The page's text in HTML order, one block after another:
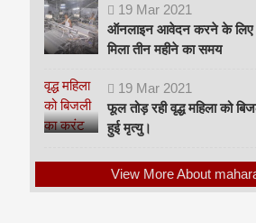
19 Mar 2021
ऑनलाइन आवेदन करने के लिए
मिला तीन महीने का समय
19 Mar 2021
फूल तोड़ रही वृद्ध महिला को
हुई मृत्यु।
View More About